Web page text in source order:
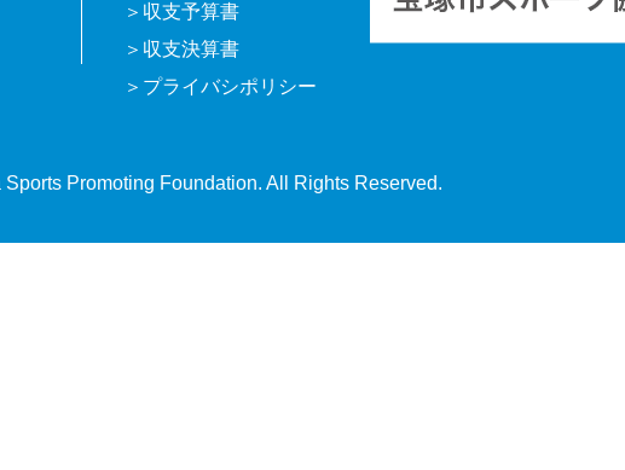
収支予算書
収支決算書
プライバシポリシー
Promoting Foundation. All Rights Reserved.